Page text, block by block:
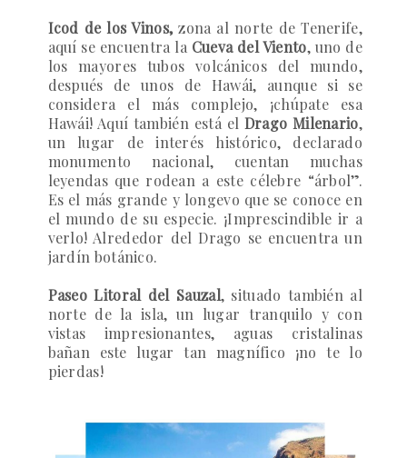
Icod de los Vinos, zona al norte de Tenerife,
aquí se encuentra la Cueva del Viento, uno de
los mayores tubos volcánicos del mundo,
después de unos de Hawái, aunque si se
considera el más complejo, ¡chúpate esa
Hawái! Aquí también está el Drago Milenario,
un lugar de interés histórico, declarado
monumento nacional, cuentan muchas
leyendas que rodean a este célebre “árbol”.
Es el más grande y longevo que se conoce en
el mundo de su especie. ¡Imprescindible ir a
verlo! Alrededor del Drago se encuentra un
jardín botánico.
Paseo Litoral del Sauzal, situado también al
norte de la isla, un lugar tranquilo y con
vistas impresionantes, aguas cristalinas
bañan este lugar tan magnífico ¡no te lo
pierdas!